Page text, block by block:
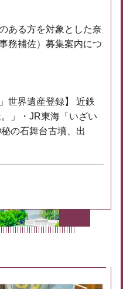
ある方を対象とした奈
務補佐）募集案内につ
世界遺産登録】 近鉄
」・JR東海「いざい
の石舞台古墳、出